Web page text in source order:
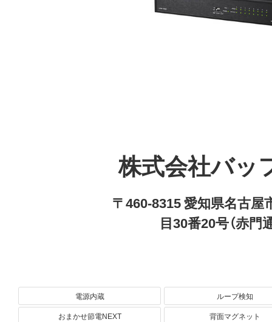
株式会社バッ
〒460-8315 愛知県名古屋
目30番20号（赤門
電源内蔵
ループ検知
おまかせ節電NEXT
背面マグネット